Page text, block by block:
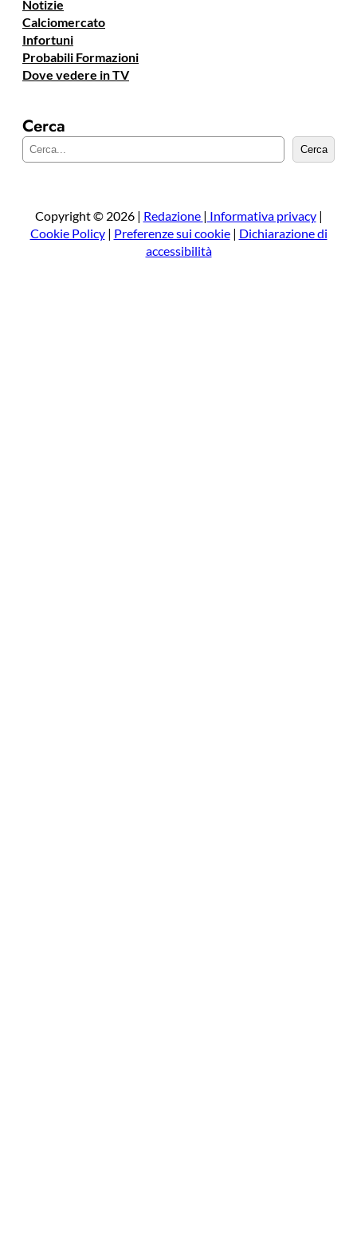
Notizie
Calciomercato
Infortuni
Probabili Formazioni
Dove vedere in TV
Cerca
e
a
Cerca
Copyright © 2026 | Redazione | Informativa privacy|
Cookie Policy| Preferenze sui cookie| Dichiarazione di
accessibilità